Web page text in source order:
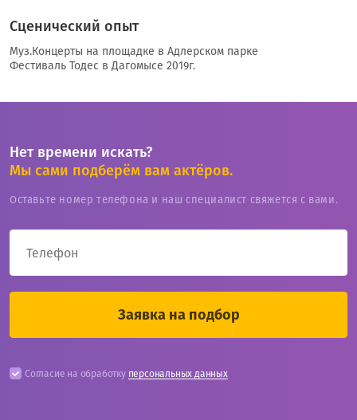
Сценический опыт
Муз.Концерты на площадке в Адлерском парке
Фестиваль Тодес в Дагомысе 2019г.
Нет времени искать?
Мы сами подберём вам актёров.
Оставьте номер телефона и наш специалист свяжется с вами.
Согласие на обработку персональных данных